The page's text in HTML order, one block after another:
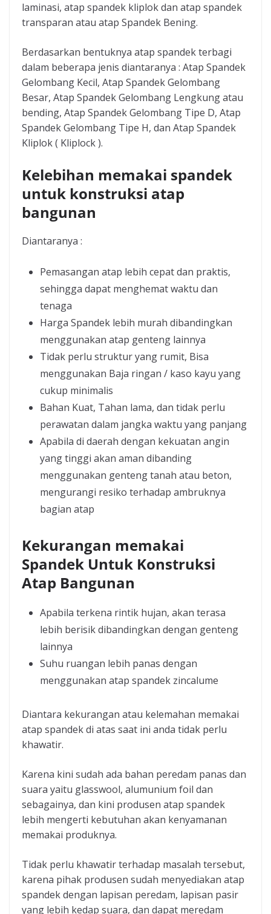
laminasi, atap spandek kliplok dan atap spandek
transparan atau atap Spandek Bening.
Berdasarkan bentuknya atap spandek terbagi
dalam beberapa jenis diantaranya : Atap Spandek
Gelombang Kecil, Atap Spandek Gelombang
Besar, Atap Spandek Gelombang Lengkung atau
bending, Atap Spandek Gelombang Tipe D, Atap
Spandek Gelombang Tipe H, dan Atap Spandek
Kliplok ( Kliplock ).
Kelebihan memakai spandek
untuk konstruksi atap
bangunan
Diantaranya :
Pemasangan atap lebih cepat dan praktis,
sehingga dapat menghemat waktu dan
tenaga
Harga Spandek lebih murah dibandingkan
menggunakan atap genteng lainnya
Tidak perlu struktur yang rumit, Bisa
menggunakan Baja ringan / kaso kayu yang
cukup minimalis
Bahan Kuat, Tahan lama, dan tidak perlu
perawatan dalam jangka waktu yang panjang
Apabila di daerah dengan kekuatan angin
yang tinggi akan aman dibanding
menggunakan genteng tanah atau beton,
mengurangi resiko terhadap ambruknya
bagian atap
Kekurangan memakai
Spandek Untuk Konstruksi
Atap Bangunan
Apabila terkena rintik hujan, akan terasa
lebih berisik dibandingkan dengan genteng
lainnya
Suhu ruangan lebih panas dengan
menggunakan atap spandek zincalume
Diantara kekurangan atau kelemahan memakai
atap spandek di atas saat ini anda tidak perlu
khawatir.
Karena kini sudah ada bahan peredam panas dan
suara yaitu glasswool, alumunium foil dan
sebagainya, dan kini produsen atap spandek
lebih mengerti kebutuhan akan kenyamanan
memakai produknya.
Tidak perlu khawatir terhadap masalah tersebut,
karena pihak produsen sudah menyediakan atap
spandek dengan lapisan peredam, lapisan pasir
yang lebih kedap suara, dan dapat meredam